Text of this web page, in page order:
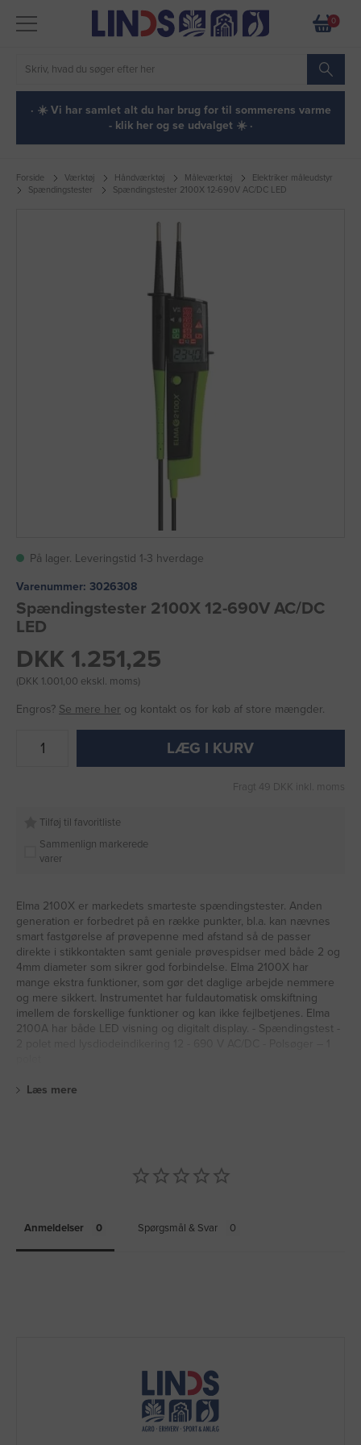
0
· ☀️ Vi har samlet alt du har brug for til sommerens varme
- klik her og se udvalget ☀️ ·
Forside Værktøj Håndværktøj Måleværktøj
Elektriker måleudstyr
Spændingstester
Spændingstester 2100X 12-690V AC/DC LED
På lager. Leveringstid 1-3 hverdage
Varenummer: 3026308
Spændingstester 2100X 12-690V AC/DC
LED
DKK 1.251,25
(DKK 1.001,00 ekskl. moms)
Engros? Se mere her og kontakt os for køb af store mængder.
LÆG I KURV
Fragt 49 DKK inkl. moms
Tilføj til favoritliste
Sammenlign markerede
varer
Elma 2100X er markedets smarteste spændingstester. Anden
generation er forbedret på en række punkter, bl.a. kan nævnes
smart fastgørelse af prøvepenne med afstand så de passer
direkte i stikkontakten samt geniale prøvespidser med både 2 og
4mm diameter som sikrer god forbindelse. Elma 2100X har
mange ekstra funktioner, som gør det daglige arbejde nemmere
og mere sikkert. Instrumentet har fuldautomatisk omskiftning
imellem de forskellige funktioner og kan ikke fejlbetjenes. Elma
2100A har både LED visning og digitalt display. - Spændingstest -
Læs mere
Anmeldelser Spørgsmål & Svar